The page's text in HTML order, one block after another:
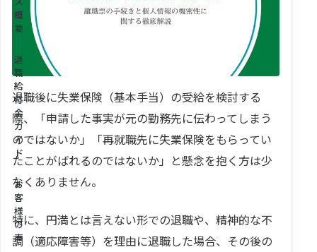
概
要
退
職
給
付
金
ガ
イ
ド
お
客
様
の
声
退職後に失業保険（基本手当）の受給を検討する
際、「申請した事実が元の勤務先に伝わってしまう
のではないか」「再就職先に失業保険をもらってい
たことがばれるのではないか」と懸念を抱く方は少
なくありません。
特に、円満とは言えない形での退職や、精神的な不
調（適応障害等）を理由に退職した場合、その後の